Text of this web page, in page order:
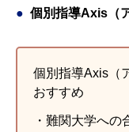
個別指導Axis（
個別指導Axis（
おすすめ
・難関大学への